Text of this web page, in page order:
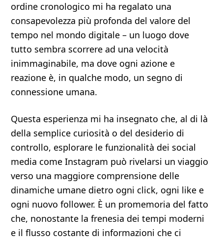
ordine cronologico mi ha regalato una
consapevolezza più profonda del valore del
tempo nel mondo digitale – un luogo dove
tutto sembra scorrere ad una velocità
inimmaginabile, ma dove ogni azione e
reazione è, in qualche modo, un segno di
connessione umana.
Questa esperienza mi ha insegnato che, al di là
della semplice curiosità o del desiderio di
controllo, esplorare le funzionalità dei social
media come Instagram può rivelarsi un viaggio
verso una maggiore comprensione delle
dinamiche umane dietro ogni click, ogni like e
ogni nuovo follower. È un promemoria del fatto
che, nonostante la frenesia dei tempi moderni
e il flusso costante di informazioni che ci